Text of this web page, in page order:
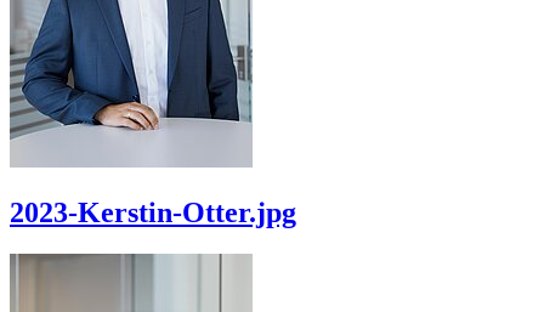
2023-Kerstin-Otter.jpg